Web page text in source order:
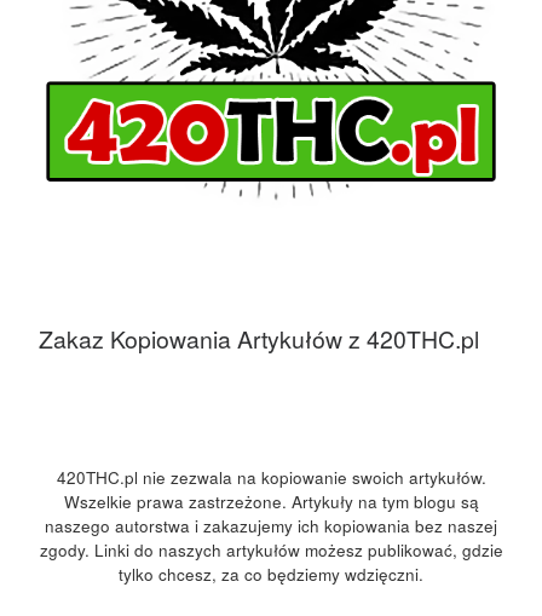
Zakaz Kopiowania Artykułów z 420THC.pl
420THC.pl nie zezwala na kopiowanie swoich artykułów.
Wszelkie prawa zastrzeżone. Artykuły na tym blogu są
naszego autorstwa i zakazujemy ich kopiowania bez naszej
zgody. Linki do naszych artykułów możesz publikować, gdzie
tylko chcesz, za co będziemy wdzięczni.